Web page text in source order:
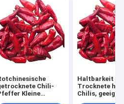
Chili-
Kleine
Haltbarkeit 1
Trocknete
Chilis,